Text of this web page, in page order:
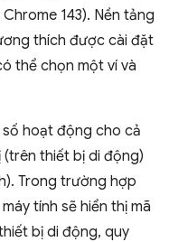
143). Nền tảng
thích được cài đặt
thể chọn một ví và
hoạt động cho cả
thiết bị di động)
Trong trường hợp
tính sẽ hiển thị mã
bị di động, quy